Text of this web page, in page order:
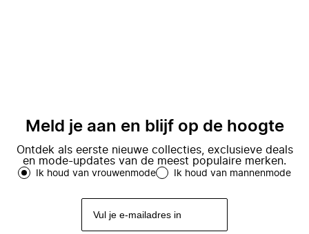
Meld je aan en blijf op de hoogte
Ontdek als eerste nieuwe collecties, exclusieve deals
en mode-updates van de meest populaire merken.
Ik houd van vrouwenmode Ik houd van mannenmode